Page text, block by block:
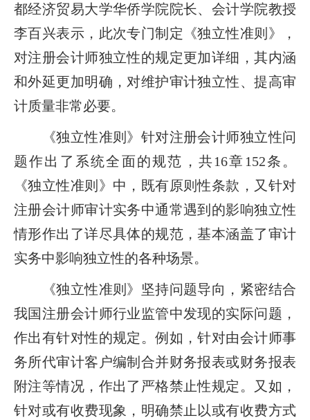
都经济贸易大学华侨学院院长、会计学院教授
李百兴表示，此次专门制定《独立性准则》，
对注册会计师独立性的规定更加详细，其内涵
和外延更加明确，对维护审计独立性、提高审
计质量非常必要。
《独立性准则》针对注册会计师独立性问
题作出了系统全面的规范，共16章152条。
《独立性准则》中，既有原则性条款，又针对
注册会计师审计实务中通常遇到的影响独立性
情形作出了详尽具体的规范，基本涵盖了审计
实务中影响独立性的各种场景。
《独立性准则》坚持问题导向，紧密结合
我国注册会计师行业监管中发现的实际问题，
作出有针对性的规定。例如，针对由会计师事
务所代审计客户编制合并财务报表或财务报表
附注等情况，作出了严格禁止性规定。又如，
针对或有收费现象，明确禁止以或有收费方式